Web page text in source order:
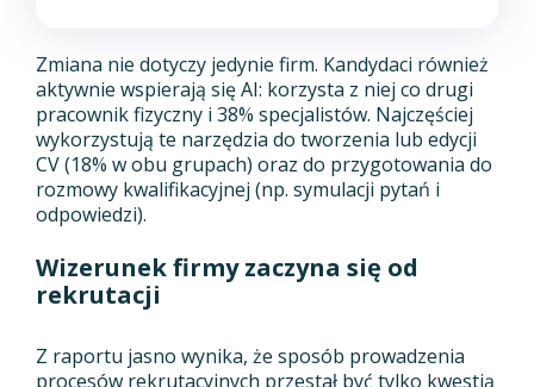
Zmiana nie dotyczy jedynie firm. Kandydaci również
aktywnie wspierają się AI: korzysta z niej co drugi
pracownik fizyczny i 38% specjalistów. Najczęściej
wykorzystują te narzędzia do tworzenia lub edycji
CV (18% w obu grupach) oraz do przygotowania do
rozmowy kwalifikacyjnej (np. symulacji pytań i
odpowiedzi).
Wizerunek firmy zaczyna się od
rekrutacji
Z raportu jasno wynika, że sposób prowadzenia
procesów rekrutacyjnych przestał być tylko kwestią